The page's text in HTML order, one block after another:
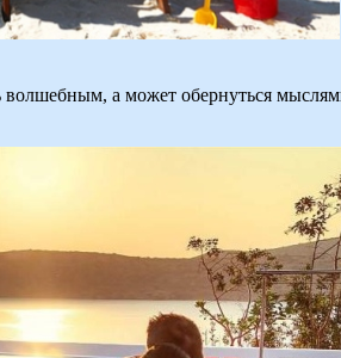
а может обернуться